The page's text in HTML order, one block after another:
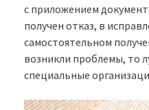
с приложением
получен отказ, в
самостоятельном
возникли проблемы, то
специальные